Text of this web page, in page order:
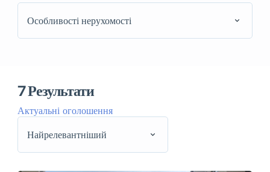
Особливості нерухомості
7Результати
Актуальні оголошення
Найрелевантніший